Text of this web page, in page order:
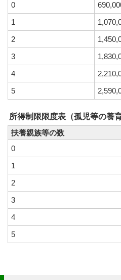
0
1
2
3
4
5
所得制限限度表（孤児等の養
扶養親族等の数
0
1
2
3
4
5